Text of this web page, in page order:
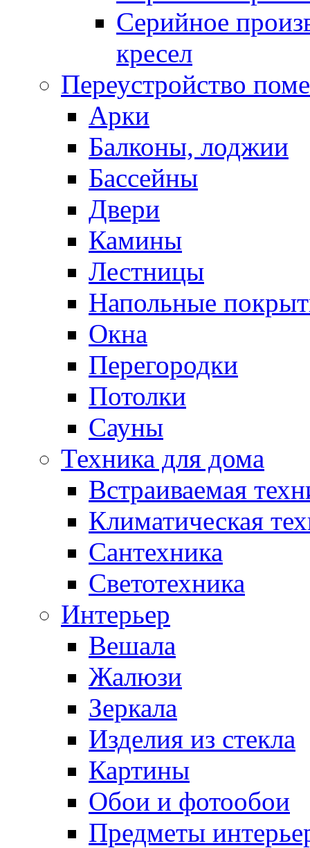
Серийное
кресел
Переустройство
Арки
Балконы, лоджии
Бассейны
Двери
Камины
Лестницы
Напольные
Окна
Перегородки
Потолки
Сауны
Техника для дома
Встраиваемая
Климатическая
Сантехника
Светотехника
Интерьер
Вешала
Жалюзи
Зеркала
Изделия из стекла
Картины
Обои и фотообои
Предметы